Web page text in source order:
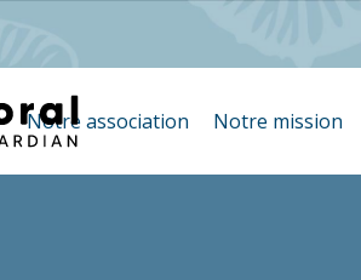
Notre association Notre mission